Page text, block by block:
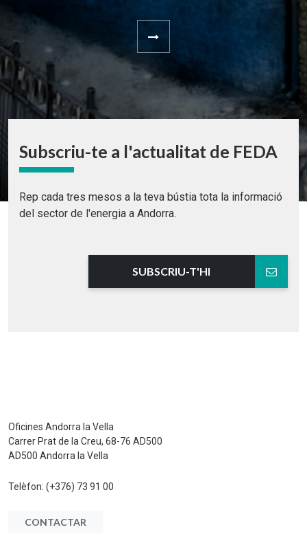
Subscriu-te a l'actualitat de FEDA
Rep cada tres mesos a la teva bústia tota la informació
del sector de l'energia a Andorra.
SUBSCRIU-T'HI
Oficines Andorra la Vella
Carrer Prat de la Creu, 68-76 AD500
AD500 Andorra la Vella
Telèfon: (+376) 73 91 00
CONTACTAR